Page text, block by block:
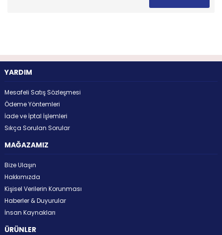
YARDIM
Mesafeli Satış Sözleşmesi
Ödeme Yöntemleri
İade ve İptal İşlemleri
Sıkça Sorulan Sorular
MAĞAZAMIZ
Bize Ulaşın
Hakkımızda
Kişisel Verilerin Korunması
Haberler & Duyurular
İnsan Kaynakları
ÜRÜNLER